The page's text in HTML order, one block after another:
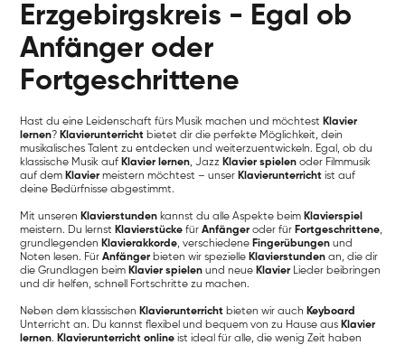
Erzgebirgskreis - Egal ob
Anfänger oder
Fortgeschrittene
Hast du eine Leidenschaft fürs Musik machen und möchtest Klavier
lernen? Klavierunterricht bietet dir die perfekte Möglichkeit, dein
musikalisches Talent zu entdecken und weiterzuentwickeln. Egal, ob du
klassische Musik auf Klavier lernen, Jazz Klavier spielen oder Filmmusik
auf dem Klavier meistern möchtest – unser Klavierunterricht ist auf
deine Bedürfnisse abgestimmt.
Mit unseren Klavierstunden kannst du alle Aspekte beim Klavierspiel
meistern. Du lernst Klavierstücke fürAnfänger oder für Fortgeschrittene,
grundlegenden Klavierakkorde, verschiedene Fingerübungen und
Noten lesen. FürAnfänger bieten wir spezielle Klavierstunden an, die dir
die Grundlagen beim Klavier spielen und neue Klavier Lieder beibringen
und dir helfen, schnell Fortschritte zu machen.
Neben dem klassischen Klavierunterricht bieten wir auch Keyboard
Unterricht an. Du kannst flexibel und bequem von zu Hause aus Klavier
lernen. Klavierunterricht online ist ideal für alle, die wenig Zeit haben